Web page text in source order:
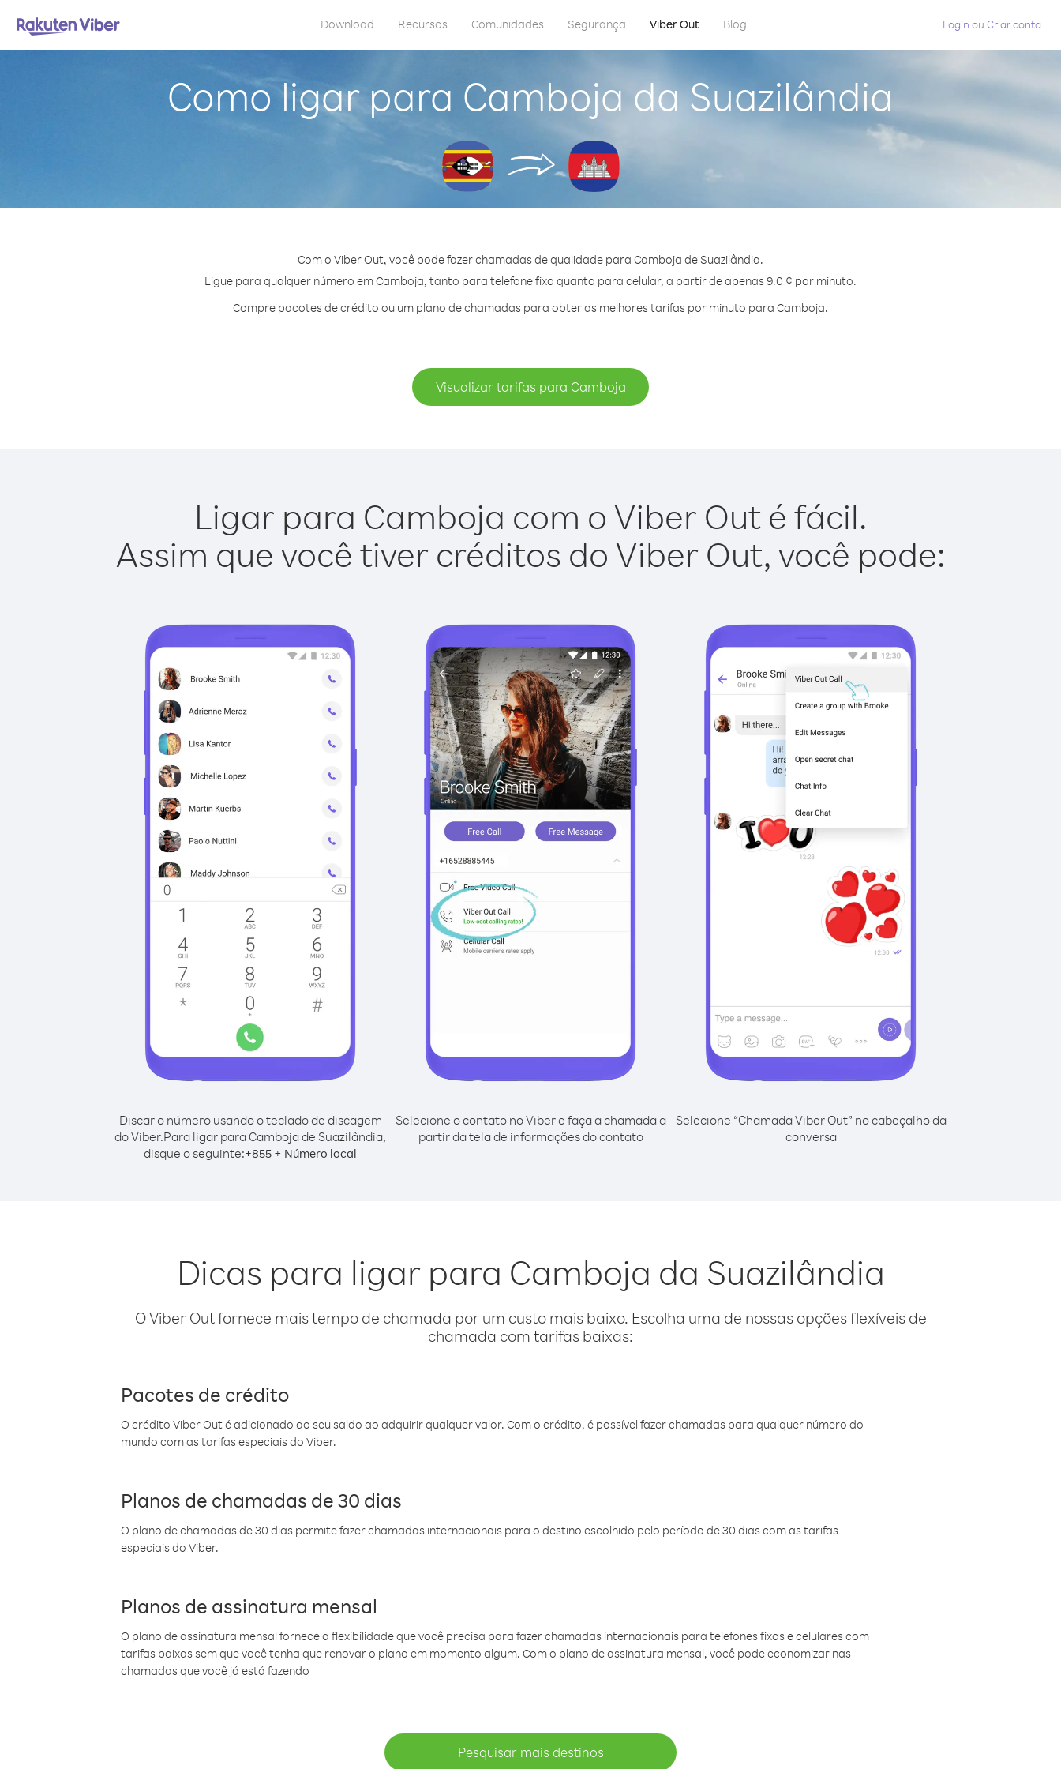
Download Recursos Comunidades Segurança Viber Out Blog Login ou Criar conta
Como ligar para Camboja da Suazilândia
Com o Viber Out, você pode fazer chamadas de qualidade para Camboja de Suazilândia.
Ligue para qualquer número em Camboja, tanto para telefone fixo quanto para celular, a partir de apenas 9.0 ¢ por minuto.
Compre pacotes de crédito ou um plano de chamadas para obter as melhores tarifas por minuto para Camboja.
Visualizar tarifas para Camboja
Ligar para Camboja com o Viber Out é fácil.
Assim que você tiver créditos do Viber Out, você pode:
Discar o número usando o teclado de discagem
do Viber.Para ligar para Camboja de Suazilândia,
disque o seguinte:+855 + Número local
Selecione o contato no Viber e faça a chamada a
partir da tela de informações do contato
Selecione “Chamada Viber Out” no cabeçalho da
conversa
Dicas para ligar para Camboja da Suazilândia
O Viber Out fornece mais tempo de chamada por um custo mais baixo. Escolha uma de nossas opções flexíveis de
chamada com tarifas baixas:
Pacotes de crédito
O crédito Viber Out é adicionado ao seu saldo ao adquirir qualquer valor. Com o crédito, é possível fazer chamadas para qualquer número do
mundo com as tarifas especiais do Viber.
Planos de chamadas de 30 dias
O plano de chamadas de 30 dias permite fazer chamadas internacionais para o destino escolhido pelo período de 30 dias com as tarifas
especiais do Viber.
Planos de assinatura mensal
O plano de assinatura mensal fornece a flexibilidade que você precisa para fazer chamadas internacionais para telefones fixos e celulares com
tarifas baixas sem que você tenha que renovar o plano em momento algum. Com o plano de assinatura mensal, você pode economizar nas
chamadas que você já está fazendo
Pesquisar mais destinos